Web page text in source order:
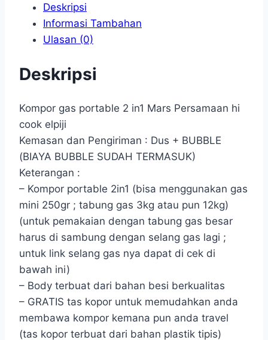
Deskripsi
Informasi Tambahan
Ulasan (0)
Deskripsi
Kompor gas portable 2 in1 Mars Persamaan hi
cook elpiji
Kemasan dan Pengiriman : Dus + BUBBLE
(BIAYA BUBBLE SUDAH TERMASUK)
Keterangan :
– Kompor portable 2in1 (bisa menggunakan gas
mini 250gr ; tabung gas 3kg atau pun 12kg)
(untuk pemakaian dengan tabung gas besar
harus di sambung dengan selang gas lagi ;
untuk link selang gas nya dapat di cek di
bawah ini)
– Body terbuat dari bahan besi berkualitas
– GRATIS tas kopor untuk memudahkan anda
membawa kompor kemana pun anda travel
(tas kopor terbuat dari bahan plastik tipis)